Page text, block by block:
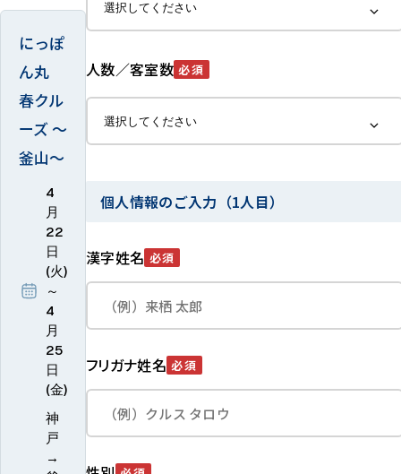
にっぽ
ん丸
春クル
ーズ ～
釜山～
4
月
22
日
(火)
～
4
月
25
日
(金)
神
戸
→
人数／客室数 必須
個人情報のご入力（1人目）
漢字姓名 必須
フリガナ姓名 必須